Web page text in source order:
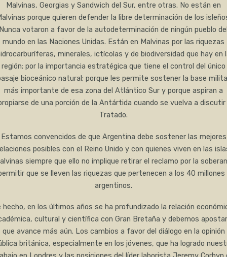
Malvinas, Georgias y Sandwich del Sur, entre otras. No están en
porque quieren defender la libre determinación de los
Nunca votaron a favor de la autodeterminación de ningún pueblo del
mundo en las Naciones Unidas. Están en Malvinas por las riquezas
minerales, ictícolas y de biodiversidad que hay en
región; por la importancia estratégica que tiene el control del único
bioceánico natural; porque les permite sostener la base
más importante de esa zona del Atlántico Sur y porque aspiran a
de una porción de la Antártida cuando se vuelva a discutir
Tratado.
Estamos convencidos de que Argentina debe sostener las mejores
posibles con el Reino Unido y con quienes viven en las
siempre que ello no implique retirar el reclamo por la
que se lleven las riquezas que pertenecen a los 40 millones
argentinos.
hecho, en los últimos años se ha profundizado la relación
cultural y científica con Gran Bretaña y debemos
que avance más aún. Los cambios a favor del diálogo en la opinión
británica, especialmente en los jóvenes, que ha logrado